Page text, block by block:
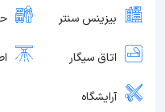
بیزینس سنتر
اتاق سیگار
آرایشگاه